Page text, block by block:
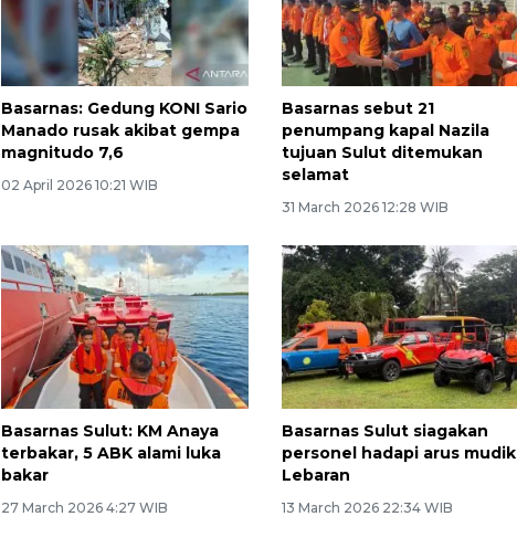
Basarnas: Gedung KONI Sario
Manado rusak akibat gempa
magnitudo 7,6
02 April 2026 10:21 WIB
Basarnas sebut 21
penumpang kapal Nazila
tujuan Sulut ditemukan
selamat
31 March 2026 12:28 WIB
Basarnas Sulut: KM Anaya
terbakar, 5 ABK alami luka
bakar
27 March 2026 4:27 WIB
Basarnas Sulut siagakan
personel hadapi arus mudik
Lebaran
13 March 2026 22:34 WIB
Bank Citra: Dirgahayu ke-61
Provinsi Sulut